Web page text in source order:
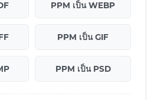
PPM เป็น WEBP
PPM เป็น GIF
PPM เป็น PSD